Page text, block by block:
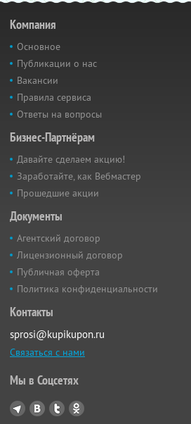
Компания
Основное
Публикации о нас
Вакансии
Правила сервиса
Ответы на вопросы
Бизнес-Партнёрам
Давайте сделаем акцию!
Заработайте, как Вебмастер
Прошедшие акции
Документы
Агентский договор
Лицензионный договор
Публичная оферта
Политика конфиденциальности
Контакты
sprosi@kupikupon.ru
Связаться с нами
Мы в Соцсетях